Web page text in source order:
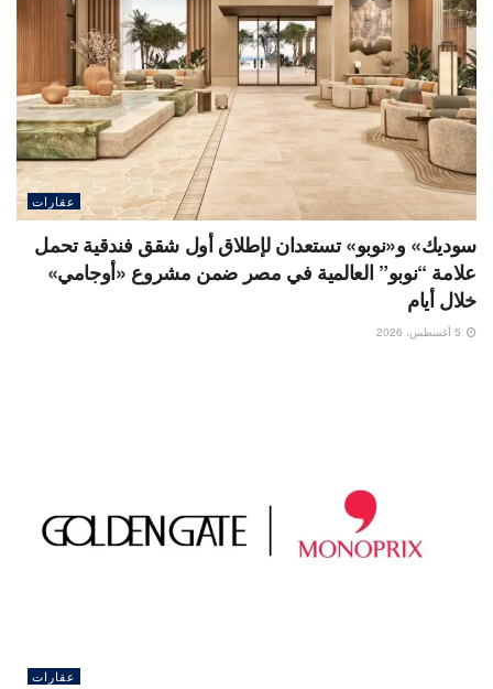
عقارات
سوديك» و«نوبو» تستعدان لإطلاق أول شقق فندقية تحمل
علامة “نوبو” العالمية في مصر ضمن مشروع «أوجامي»
خلال أيام
عقارات